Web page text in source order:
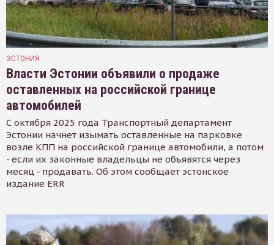
ЭСТОНИЯ
Власти Эстонии объявили о продаже
оставленных на российской границе
автомобилей
С октября 2025 года Транспортный департамент
Эстонии начнет изымать оставленные на парковке
возле КПП на российской границе автомобили, а потом
- если их законные владельцы не объявятся через
месяц - продавать. Об этом сообщает эстонское
издание ERR